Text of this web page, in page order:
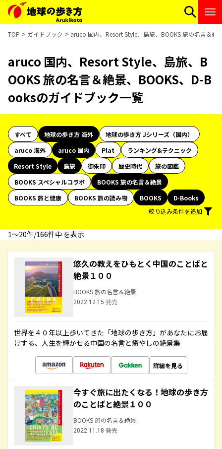
TOP ガイドブック aruco 国内、Resort Style、島旅、BOOKS 旅の名言＆
aruco 国内、Resort Style、島旅、B
OOKS 旅の名言＆絶景、BOOKS、D-B
ooksのガイドブック一覧
すべて 地球の歩き方 海外
地球の歩き方 Jシリーズ（国内）
aruco 海外
aruco 国内 Plat
ランキング&テクニック
Resort Style
島旅 御朱印 歴史時代
旅の図鑑
BOOKS スペシャルコラボ
BOOKS 旅の名言＆絶景
BOOKS 旅と健康
BOOKS 旅の読み物 BOOKS
D-Books
絞り込み条件を追加
1〜20件/166件中 を表示
悠久の教えをひもとく中国のことばと
絶景１００
BOOKS 旅の名言＆絶景
2022.12.15 発売
世界を４０年以上歩いてきた「地球の歩き方」があなたにお届
けする、人生を輝かせる中国の名言と癒やしの絶景集
詳細を見る
今すぐ旅に出たくなる！地球の歩き方
のことばと絶景１００
BOOKS 旅の名言＆絶景
2022.11.18 発売